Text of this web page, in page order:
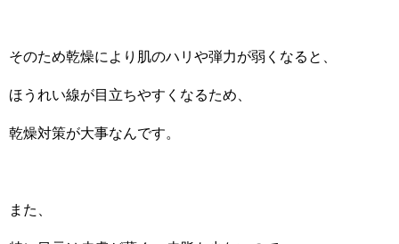
そのため乾燥により肌のハリや弾力が弱くなると、
ほうれい線が目立ちやすくなるため、
乾燥対策が大事なんです。
また、